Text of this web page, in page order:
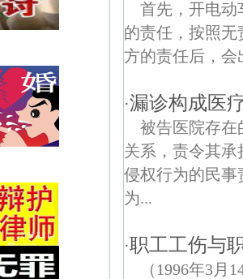
首先，开电动
的责任，按照
方的责任后，
·漏诊构成医
被告医院存在
关系，责令其
侵权行为的民事
为...
·职工工伤与
（1996年3